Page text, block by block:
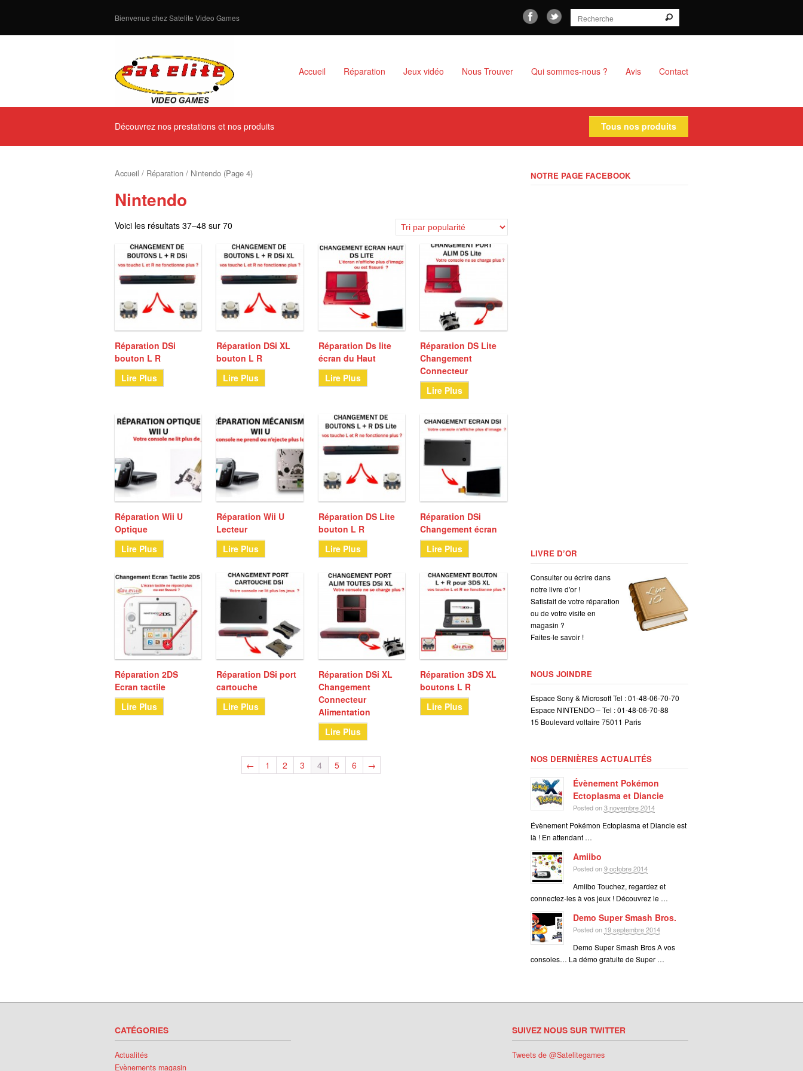
Bienvenue chez Satelite Video Games
Accueil Réparation Jeux vidéo Nous Trouver Qui sommes-nous ? Avis Contact
Découvrez nos prestations et nos produits Tous nos produits
Accueil / Réparation / Nintendo (Page 4)
Nintendo
Voici les résultats 37–48 sur 70
Réparation DSi
bouton L R
Lire Plus
Réparation DSi XL
bouton L R
Lire Plus
Réparation Ds lite
écran du Haut
Lire Plus
Réparation DS Lite
Changement
Connecteur
Lire Plus
Réparation Wii U
Optique
Lire Plus
Réparation Wii U
Lecteur
Lire Plus
Réparation DS Lite
bouton L R
Lire Plus
Réparation DSi
Changement écran
Lire Plus
Réparation 2DS
Ecran tactile
Lire Plus
Réparation DSi port
cartouche
Lire Plus
Réparation DSi XL
Changement
Connecteur
Alimentation
Lire Plus
Réparation 3DS XL
boutons L R
Lire Plus
← 1 2 3 4 5 6 →
NOTRE PAGE FACEBOOK
LIVRE D’OR
Consulter ou écrire dans
notre livre d'or !
Satisfait de votre réparation
ou de votre visite en
magasin ?
Faites-le savoir !
NOUS JOINDRE
Espace Sony & Microsoft Tel : 01-48-06-70-70
Espace NINTENDO – Tel : 01-48-06-70-88
15 Boulevard voltaire 75011 Paris
NOS DERNIÈRES ACTUALITÉS
Évènement Pokémon
Ectoplasma et Diancie
Posted on3 novembre 2014
Évènement Pokémon Ectoplasma et Diancie est
là ! En attendant …
Amiibo
Posted on9 octobre 2014
Amiibo Touchez, regardez et
connectez-les à vos jeux ! Découvrez le …
Demo Super Smash Bros.
Posted on 19 septembre 2014
Demo Super Smash Bros A vos
consoles… La démo gratuite de Super …
CATÉGORIES
Actualités
Evènements magasin
SUIVEZ NOUS SUR TWITTER
Tweets de @Satelitegames